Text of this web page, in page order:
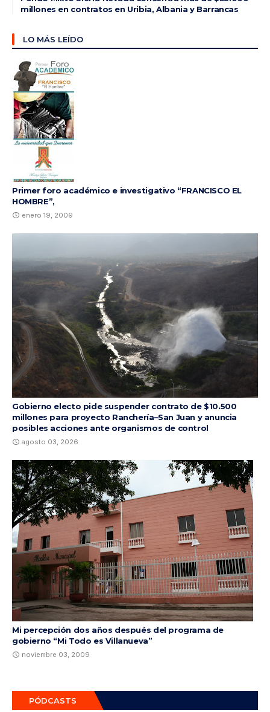
millones en contratos en Uribia, Albania y Barrancas
LO MÁS LEÍDO
Primer foro académico e investigativo “FRANCISCO EL
HOMBRE”,
enero 19, 2009
Gobierno electo pide suspender contrato de $10.500
millones para proyecto Ranchería–San Juan y anuncia
posibles acciones ante organismos de control
agosto 03, 2026
Mi percepción dos años después del programa de
gobierno “Mi Todo es Villanueva”
noviembre 03, 2009
PÓDCASTS